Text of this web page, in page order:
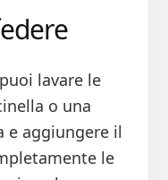
lavare le
o una
e aggiungere il
le